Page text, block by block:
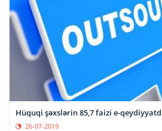
Hüquqi şəxslərin 85,7 faizi e-
26-07-2019